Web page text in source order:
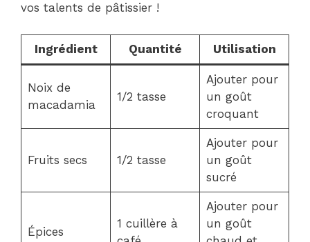
vos talents de pâtissier !
Ingrédient Quantité Utilisation
Noix de
macadamia
1/2 tasse
Ajouter pour
un goût
croquant
Fruits secs 1/2 tasse
Ajouter pour
un goût
sucré
Épices
1 cuillère à
Ajouter pour
un goût